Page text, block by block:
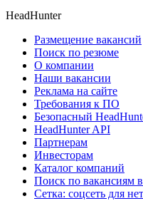
HeadHunter
Размещение вакансий
Поиск по резюме
О компании
Наши вакансии
Реклама на сайте
Требования к ПО
Безопасный
HeadHunter API
Партнерам
Инвесторам
Каталог компаний
Поиск по вакансиям
Сетка: соцсеть для